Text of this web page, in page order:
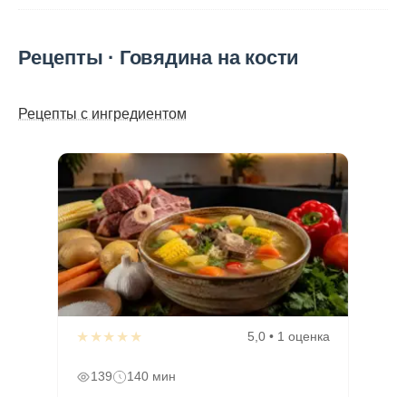
Рецепты · Говядина на кости
Рецепты с ингредиентом
★★★★★ 5,0 • 1 оценка
139 140 мин